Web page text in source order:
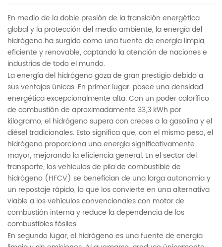
En medio de la doble presión de la transición energética
global y la protección del medio ambiente, la energía del
hidrógeno ha surgido como una fuente de energía limpia,
eficiente y renovable, captando la atención de naciones e
industrias de todo el mundo.
La energía del hidrógeno goza de gran prestigio debido a
sus ventajas únicas. En primer lugar, posee una densidad
energética excepcionalmente alta. Con un poder calorífico
de combustión de aproximadamente 33,3 kWh por
kilogramo, el hidrógeno supera con creces a la gasolina y el
diésel tradicionales. Esto significa que, con el mismo peso, el
hidrógeno proporciona una energía significativamente
mayor, mejorando la eficiencia general. En el sector del
transporte, los vehículos de pila de combustible de
hidrógeno (HFCV) se benefician de una larga autonomía y
un repostaje rápido, lo que los convierte en una alternativa
viable a los vehículos convencionales con motor de
combustión interna y reduce la dependencia de los
combustibles fósiles.
En segundo lugar, el hidrógeno es una fuente de energía